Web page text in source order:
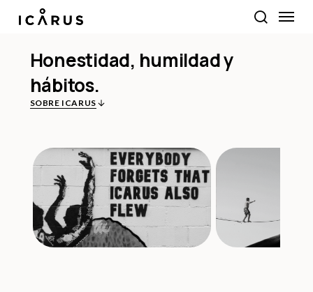
principal
Menú
Honestidad, humildady
hábitos.
SOBRE ICARUS